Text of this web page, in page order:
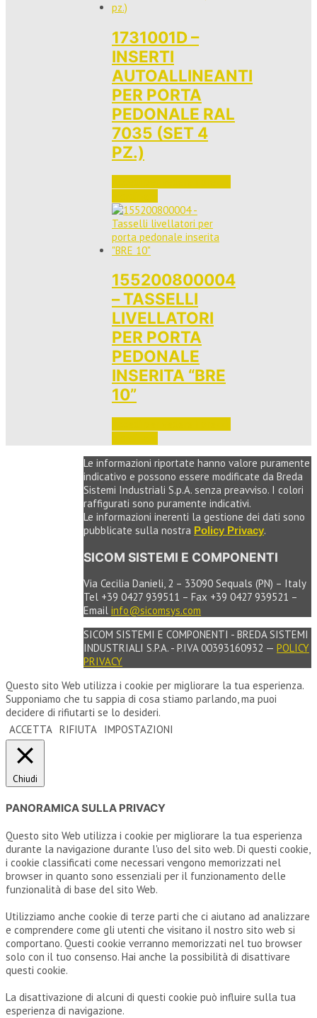
1731001D –
INSERTI
AUTOALLINEANTI
PER PORTA
PEDONALE RAL
7035 (SET 4
PZ.)
155200800004
– TASSELLI
LIVELLATORI
PER PORTA
PEDONALE
INSERITA “BRE
10”
Le informazioni riportate hanno valore puramente
indicativo e possono essere modificate da Breda
Sistemi Industriali S.p.A. senza preavviso. I colori
raffigurati sono puramente indicativi.
Le informazioni inerenti la gestione dei dati sono
pubblicate sulla nostra Policy Privacy.
SICOM SISTEMI E COMPONENTI
Via Cecilia Danieli, 2 – 33090 Sequals (PN) – Italy
Tel +39 0427 939511 – Fax +39 0427 939521 –
Email info@sicomsys.com
SICOM SISTEMI E COMPONENTI - BREDA SISTEMI
INDUSTRIALI S.P.A. - P.IVA 00393160932 — POLICY
PRIVACY
Questo sito Web utilizza i cookie per migliorare la tua esperienza.
Supponiamo che tu sappia di cosa stiamo parlando, ma puoi
decidere di rifiutarti se lo desideri.
ACCETTA RIFIUTA IMPOSTAZIONI
Chiudi
PANORAMICA SULLA PRIVACY
Questo sito Web utilizza i cookie per migliorare la tua esperienza
durante la navigazione durante l'uso del sito web. Di questi cookie,
i cookie classificati come necessari vengono memorizzati nel
browser in quanto sono essenziali per il funzionamento delle
funzionalità di base del sito Web.
Utilizziamo anche cookie di terze parti che ci aiutano ad analizzare
e comprendere come gli utenti che visitano il nostro sito web si
comportano. Questi cookie verranno memorizzati nel tuo browser
solo con il tuo consenso. Hai anche la possibilità di disattivare
questi cookie.
La disattivazione di alcuni di questi cookie può influire sulla tua
esperienza di navigazione.